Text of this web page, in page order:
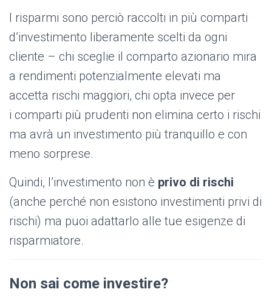
I risparmi sono perciò raccolti in più comparti
d’investimento liberamente scelti da ogni
cliente – chi sceglie il comparto azionario mira
a rendimenti potenzialmente elevati ma
accetta rischi maggiori, chi opta invece per
i comparti più prudenti non elimina certo i rischi
ma avrà un investimento più tranquillo e con
meno sorprese.
Quindi, l’investimento non è privo di rischi
(anche perché non esistono investimenti privi di
rischi) ma puoi adattarlo alle tue esigenze di
risparmiatore.
Non sai come investire?